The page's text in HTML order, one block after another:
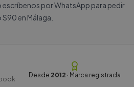
escríbenos porWhatsApp para pedir
en Málaga.
Desde 2012 · Marca registrada